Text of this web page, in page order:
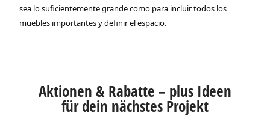
sea lo suficientemente grande como para incluir todos los
muebles importantes y definir el espacio.
Aktionen & Rabatte – plus Ideen
für dein nächstes Projekt